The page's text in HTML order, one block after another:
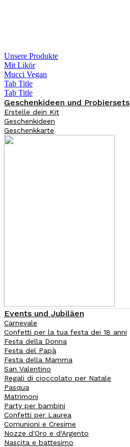
Unsere Produkte
Mit Likör
Mucci Vegan
Tab Title
Tab Title
Geschenkideen und Probiersets
Erstelle dein Kit
Geschenkideen
Geschenkkarte
Events und Jubiläen
Carnevale
Confetti per la tua festa dei 18 anni
Festa della Donna
Festa del Papà
Festa della Mamma
San Valentino
Regali di cioccolato per Natale
Pasqua
Matrimoni
Party per bambini
Confetti per Laurea
Comunioni e Cresime
Nozze d'Oro e d'Argento
Nascita e battesimo